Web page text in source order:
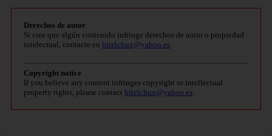
Derechos de autor
Si cree que algún contenido infringe derechos de autor o propiedad
intelectual, contacte en bitelchux@yahoo.es
Copyright notice
If you believe any content infringes copyright or intellectual
property rights, please contact bitelchux@yahoo.es